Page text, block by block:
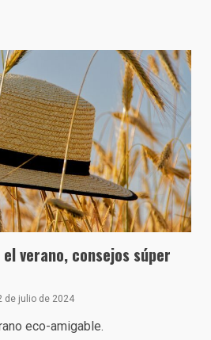
verano, consejos súper
de julio de 2024
eco-amigable.